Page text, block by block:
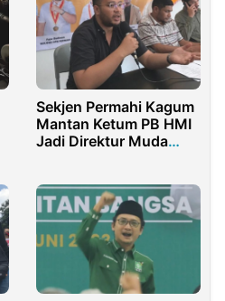
Sekjen Permahi Kagum
Mantan Ketum PB HMI
Jadi Direktur Muda